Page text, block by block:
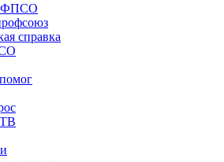
ФПСО
справка